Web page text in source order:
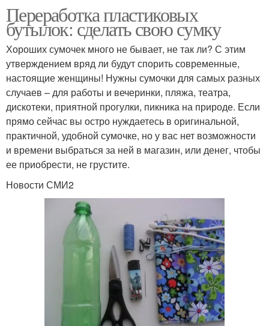
Переработка пластиковых
бутылок: сделать свою сумку
Хороших сумочек много не бывает, не так ли? С этим
утверждением вряд ли будут спорить современные,
настоящие женщины! Нужны сумочки для самых разных
случаев – для работы и вечеринки, пляжа, театра,
дискотеки, приятной прогулки, пикника на природе. Если
прямо сейчас вы остро нуждаетесь в оригинальной,
практичной, удобной сумочке, но у вас нет возможности
и времени выбраться за ней в магазин, или денег, чтобы
ее приобрести, не грустите.
Новости СМИ2